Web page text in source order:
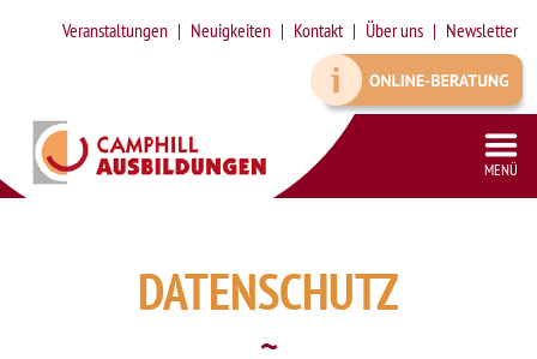
Veranstaltungen Neuigkeiten Kontakt Über uns Newsletter
MENÜ
DATENSCHUTZ